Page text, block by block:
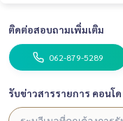
ติดต่อสอบถามเพิ่มเติม
062-879-5289
รับข่าวสารรายการ คอนโ